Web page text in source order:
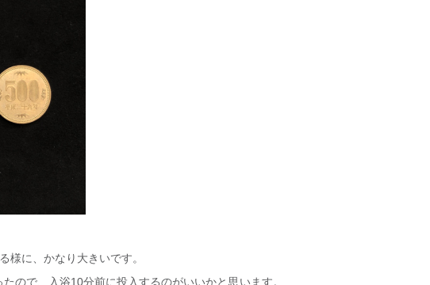
様に、かなり大きいです。
ので、入浴10分前に投入するのがいいかと思います。